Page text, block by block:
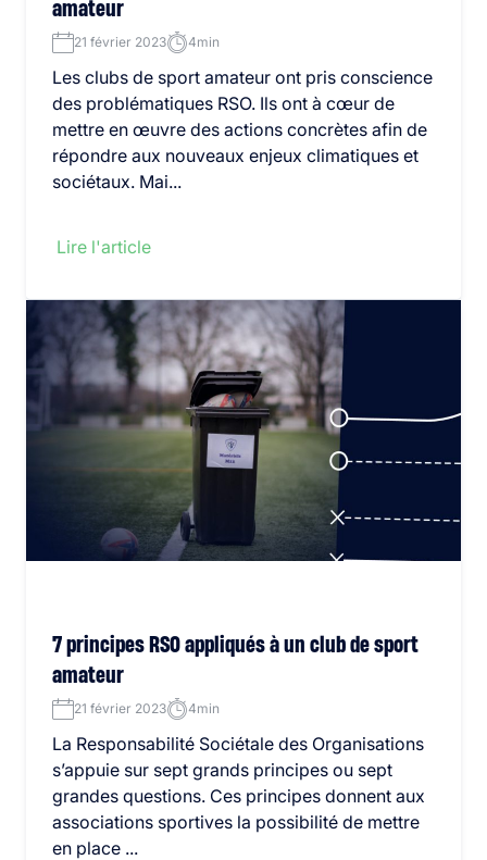
amateur
21 février 2023 4min
Les clubs de sport amateur ont pris conscience
des problématiques RSO. Ils ont à cœur de
mettre en œuvre des actions concrètes afin de
répondre aux nouveaux enjeux climatiques et
sociétaux. Mai...
Lire l'article
7 principes RSO appliqués à un club de sport
amateur
21 février 2023 4min
La Responsabilité Sociétale des Organisations
s’appuie sur sept grands principes ou sept
grandes questions. Ces principes donnent aux
associations sportives la possibilité de mettre
en place ...